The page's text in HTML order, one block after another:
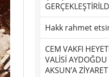
Hakk rahmet
CEM VAKFI
VALİSİ AYDOĞDU
AKSUN’A ZİYARET